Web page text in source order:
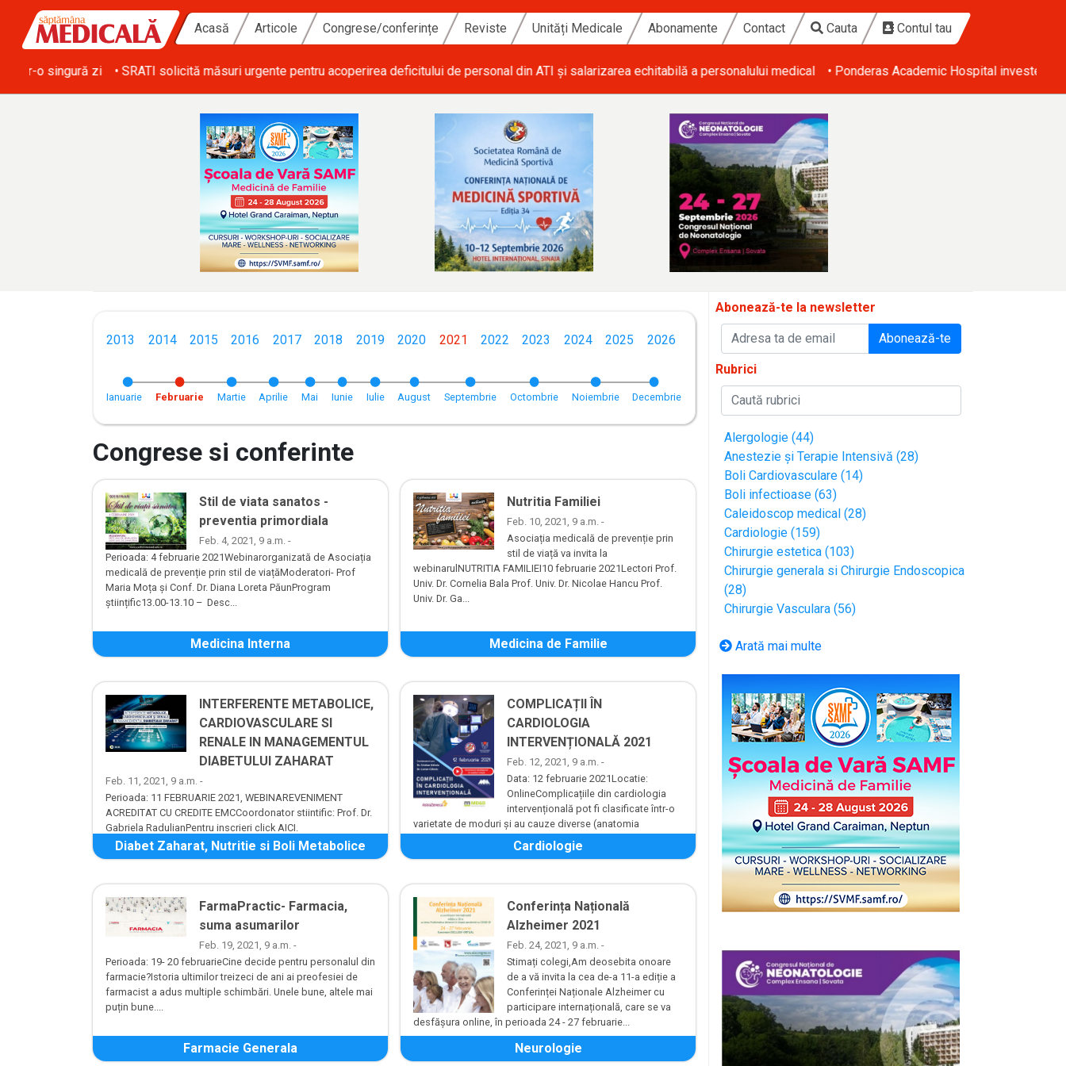
Acasă Articole Congrese/conferințe Reviste Unități Medicale Abonamente Contact Cauta Contul tau
• SRATI solicită măsuri urgente pentru acoperirea deficitului de personal din ATI și salarizarea echitabilă a personalului medical • Ponderas Academic Hospital investește 1,7 milioane
2013 2014 2015 2016 2017 2018 2019 2020 2021 2022 2023 2024 2025 2026
Ianuarie Februarie Martie Aprilie Mai Iunie Iulie August Septembrie Octombrie Noiembrie Decembrie
Congrese si conferinte
Stil de viata sanatos -
preventia primordiala
Feb. 4, 2021, 9 a.m. -
Perioada: 4 februarie 2021Webinarorganizată de Asociația
medicală de prevenție prin stil de viațăModeratori- Prof
Maria Moța și Conf. Dr. Diana Loreta PăunProgram
științific13.00-13.10 – Desc...
Medicina Interna
Nutritia Familiei
Feb. 10, 2021, 9 a.m. -
Asociația medicală de prevenție prin
stil de viață va invita la
webinarulNUTRITIA FAMILIEI10 februarie 2021Lectori Prof.
Univ. Dr. Cornelia Bala Prof. Univ. Dr. Nicolae Hancu Prof.
Univ. Dr. Ga...
Medicina de Familie
INTERFERENTE METABOLICE,
CARDIOVASCULARE SI
RENALE IN MANAGEMENTUL
DIABETULUI ZAHARAT
Feb. 11, 2021, 9 a.m. -
Perioada: 11 FEBRUARIE 2021, WEBINAREVENIMENT
ACREDITAT CU CREDITE EMCCoordonator stiintific: Prof. Dr.
Gabriela RadulianPentru inscrieri click AICI.
Diabet Zaharat, Nutritie si Boli Metabolice
COMPLICAȚII ÎN
CARDIOLOGIA
INTERVENȚIONALĂ 2021
Feb. 12, 2021, 9 a.m. -
Data: 12 februarie 2021Locatie:
OnlineComplicațiile din cardiologia
intervențională pot fi clasificate într-o
varietate de moduri și au cauze diverse (anatomia
pacientului, decizia terapeutică,...
Cardiologie
FarmaPractic- Farmacia,
suma asumarilor
Feb. 19, 2021, 9 a.m. -
Perioada: 19- 20 februarieCine decide pentru personalul din
farmacie?Istoria ultimilor treizeci de ani ai preofesiei de
farmacist a adus multiple schimbări. Unele bune, altele mai
puțin bune....
Farmacie Generala
Conferința Națională
Alzheimer 2021
Feb. 24, 2021, 9 a.m. -
Stimați colegi,Am deosebita onoare
de a vă invita la cea de-a 11-a ediție a
Conferinței Naționale Alzheimer cu
participare internațională, care se va
desfășura online, în perioada 24 - 27 februarie...
Neurologie
Abonează-te la newsletter
Abonează-te
Rubrici
Alergologie (44)
Anestezie și Terapie Intensivă (28)
Boli Cardiovasculare (14)
Boli infectioase (63)
Caleidoscop medical (28)
Cardiologie (159)
Chirurgie estetica (103)
Chirurgie generala si Chirurgie Endoscopica
(28)
Chirurgie Vasculara (56)
Arată mai multe